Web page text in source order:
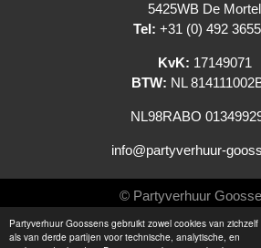
Partyverhuur Goossens gebruikt zowel cookies van zichzelf
als van derde partijen voor technische, analytische, en
5425WB De Mortel
Tel: +31 (0) 492
KvK: 17149071
BTW: NL
NL98RABO
info@partyverhuur-
© Partyverhuur
Algemene